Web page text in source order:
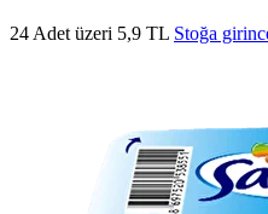
24 Adet üzeri 5,9 TL Stoğa